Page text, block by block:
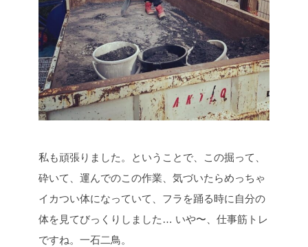
私も頑張りました。ということで、この掘って、
砕いて、運んでのこの作業、気づいたらめっちゃ
イカつい体になっていて、フラを踊る時に自分の
体を見てびっくりしました… いや〜、仕事筋トレ
ですね。一石二鳥。